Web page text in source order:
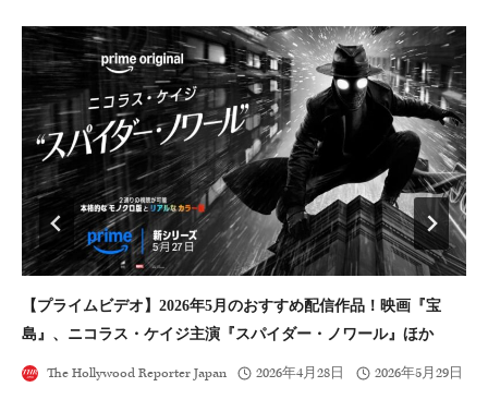
ン
【プライムビデオ】2026年5月のおすすめ配信作品！映画『宝
島』、ニコラス・ケイジ主演『スパイダー・ノワール』ほか
The Hollywood Reporter Japan 2026年4月28日 2026年5月29日